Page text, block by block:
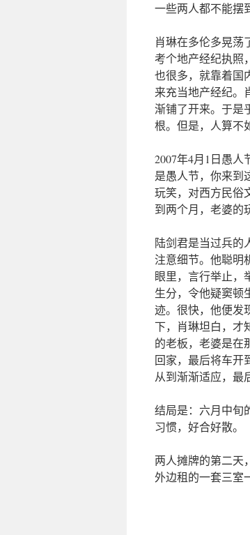
一些两人都不能摆
肖琳在多伦多晃荡
考个地产经纪执照
也很多，就靠着国
来充当地产经纪。
渐铺了开来。于是
根。但是，人算不
2007年4月1日愚
是愚人节，你来到
玩笑，对西方民俗
到两个月，老婆的
陆剑君是当过兵的
注意细节。他聪明
眼里，言行举止，
生分，令他疑窦顿
迹。很快，他便发
下，肖琳坦白，才
的老板，老婆是在
回家，最后将车开
从到渐渐适应，最
结局是：六月中旬
习惯，好合好散。
两人摊牌的第二天
外边租的一套三室